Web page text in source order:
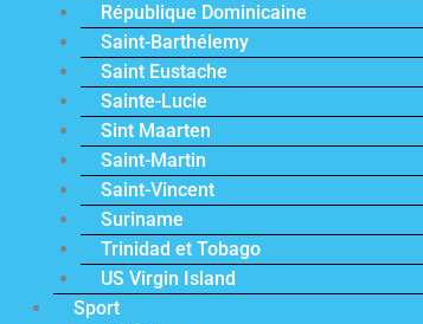
République Dominicaine
Saint-Barthélemy
Saint Eustache
Sainte-Lucie
Sint Maarten
Saint-Martin
Saint-Vincent
Suriname
Trinidad et Tobago
US Virgin Island
Sport